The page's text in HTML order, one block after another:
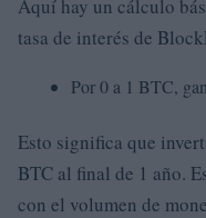
Aquí hay un cálculo
tasa de interés de
Por 0 a 1 BTC,
Esto significa que
BTC al final de 1 año.
con el volumen de